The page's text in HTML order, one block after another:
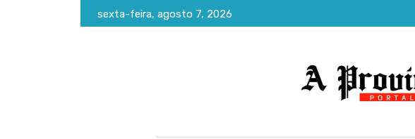
sexta-feira, agosto 7, 2026